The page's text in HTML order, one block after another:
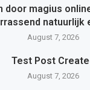
door magius
natuurlijk
August 7, 2026
Test Post
August 7, 2026